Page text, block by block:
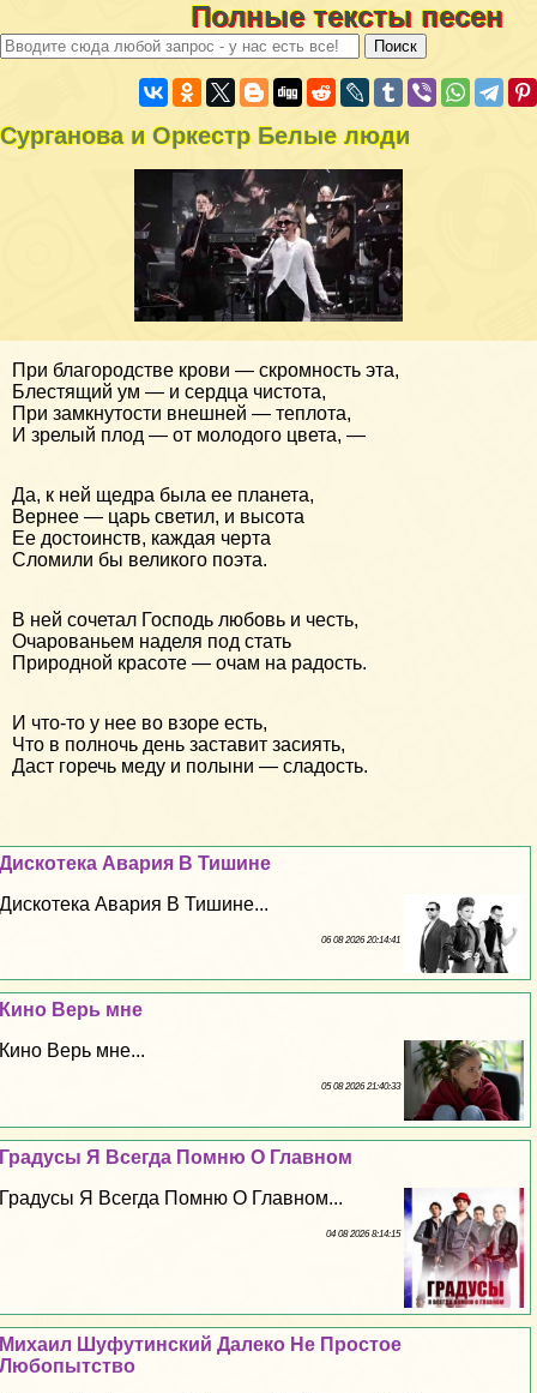
Полные тексты песен
Сурганова и Оркестр Белые люди
При благородстве крови — скромность эта,
Блестящий ум — и сердца чистота,
При замкнутости внешней — теплота,
И зрелый плод — от молодого цвета, —
Да, к ней щедра была ее планета,
Вернее — царь светил, и высота
Ее достоинств, каждая черта
Сломили бы великого поэта.
В ней сочетал Господь любовь и честь,
Очарованьем наделя под стать
Природной красоте — очам на радость.
И что-то у нее во взоре есть,
Что в полночь день заставит засиять,
Даст горечь меду и полыни — сладость.
Дискотека Авария В Тишине
Дискотека Авария В Тишине...
06 08 2026 20:14:41
Кино Верь мне
Кино Верь мне...
05 08 2026 21:40:33
Градусы Я Всегда Помню О Главном
Градусы Я Всегда Помню О Главном...
04 08 2026 8:14:15
Михаил Шуфутинский Далеко Не Простое
Любопытство